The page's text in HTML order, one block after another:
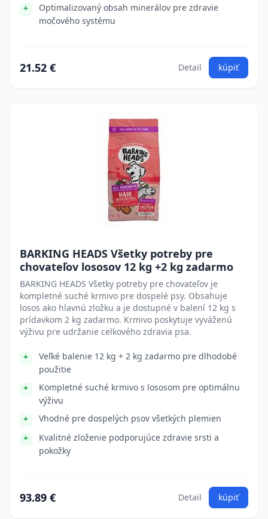
Optimalizovaný obsah minerálov pre zdravie
močového systému
21.52 € Detail kúpiť
BARKING HEADS Všetky potreby pre
chovateľov lososov 12 kg +2 kg zadarmo
BARKING HEADS Všetky potreby pre chovateľov je
kompletné suché krmivo pre dospelé psy. Obsahuje
losos ako hlavnú zložku a je dostupné v balení 12 kg s
prídavkom 2 kg zadarmo. Krmivo poskytuje vyváženú
výživu pre udržanie celkového zdravia psa.
Veľké balenie 12 kg + 2 kg zadarmo pre dlhodobé
použitie
Kompletné suché krmivo s lososom pre optimálnu
výživu
Vhodné pre dospelých psov všetkých plemien
Kvalitné zloženie podporujúce zdravie srsti a
pokožky
93.89 € Detail kúpiť